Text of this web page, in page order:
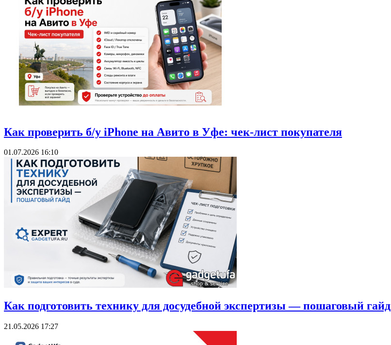
Как проверить б/у iPhone на Авито в Уфе: чек-лист покупателя
01.07.2026 16:10
Как подготовить технику для досудебной экспертизы — пошаговый гайд
21.05.2026 17:27